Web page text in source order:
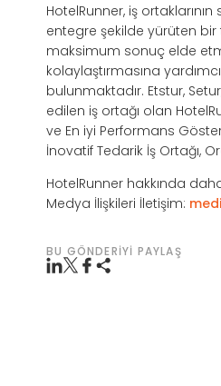
HotelRunner, iş
entegre şekilde yürüten
maksimum sonuç elde
kolaylaştırmasına
bulunmaktadır. Etstur,
edilen iş ortağı olan
ve En iyi Performans
İnovatif Tedarik İş Ortağı,
HotelRunner hakkında
Medya İlişkileri İletişim:
BU GÖNDERIYI PAYLAŞ